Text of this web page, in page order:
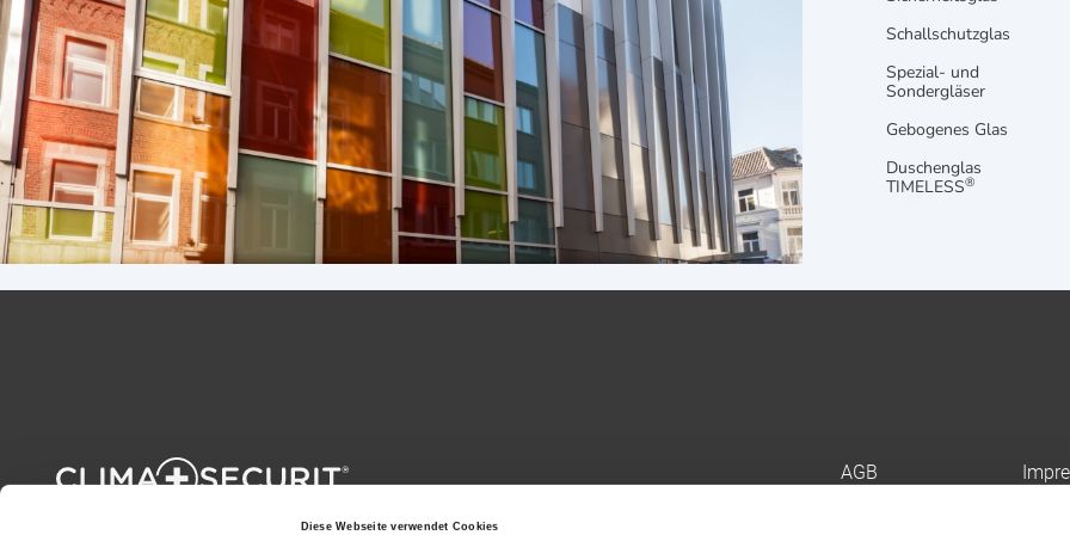
Diese Webseite verwendet Cookies
Schallschutzglas
Spezial- und
Sondergläser
Gebogenes Glas
Duschenglas
TIMELESS®
AGB